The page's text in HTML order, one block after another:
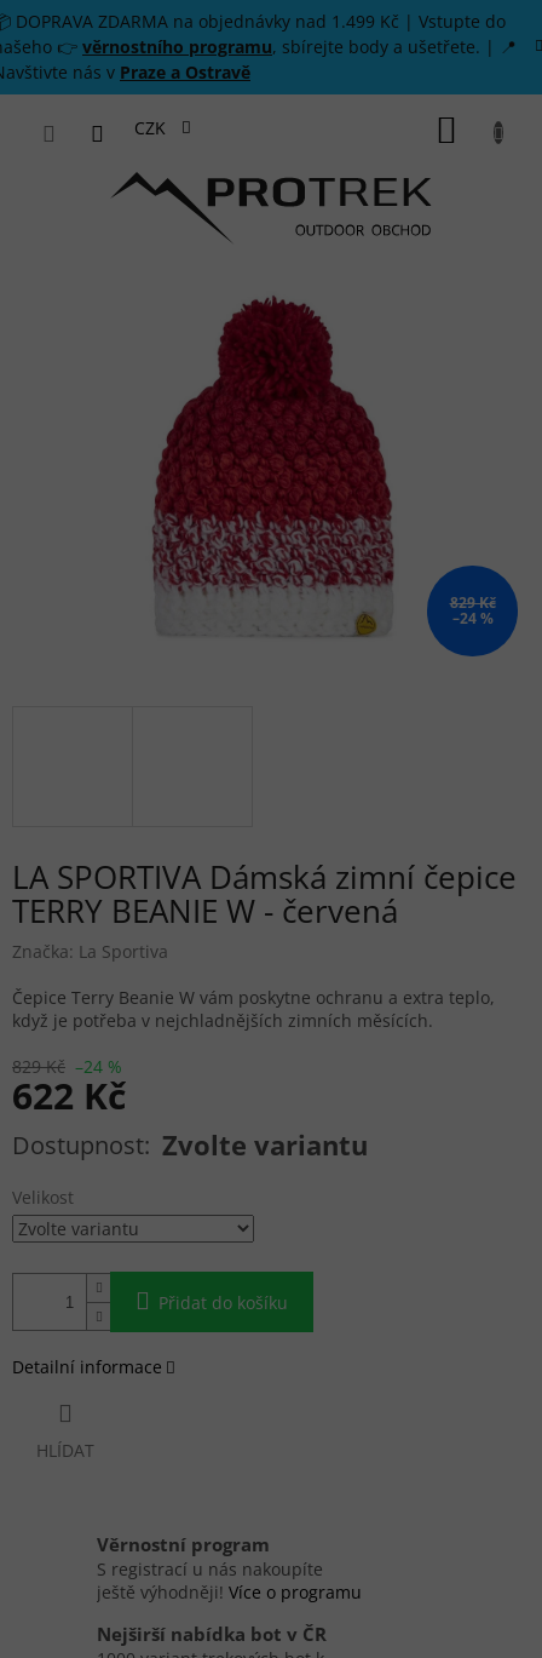
Přejít na obsah
DOPRAVA ZDARMA na objednávky nad 1.499 Kč | Vstupte do
👉 věrnostního programu, sbírejte body a ušetřete. | 📍
nás v Praze a Ostravě
CZK
829 Kč
–24 %
LA SPORTIVA Dámská zimní čepice
TERRY BEANIE W - červená
Značka: La Sportiva
829 Kč –24 %
622 Kč
Měrná cena: Zvolte variantu
Velikost
Přidat do košíku
Čepice Terry Beanie W vám poskytne ochranu a extra teplo,
když je potřeba v nejchladnějších zimních měsících.
Detailní informace
HLÍDAT
Věrnostní program
S registrací u nás nakoupíte
ještě výhodněji! Více o programu
Nejširší nabídka bot v ČR